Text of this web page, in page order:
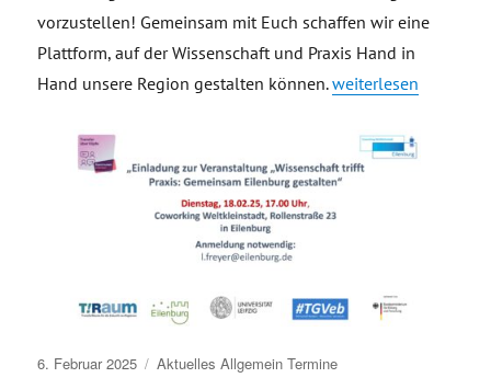
vorzustellen! Gemeinsam mit Euch schaffen wir eine
Plattform, auf der Wissenschaft und Praxis Hand in
Hand unsere Region gestalten können.„Einladung
weiterlesen
Veröffentlicht
6. Februar 2025 Aktuelles Allgemein Termine